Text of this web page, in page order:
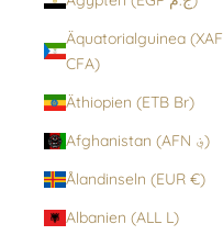
Äquatorialguinea (XAF
CFA)
Äthiopien (ETB Br)
Afghanistan (AFN ؋)
Ålandinseln (EUR €)
Albanien (ALL L)